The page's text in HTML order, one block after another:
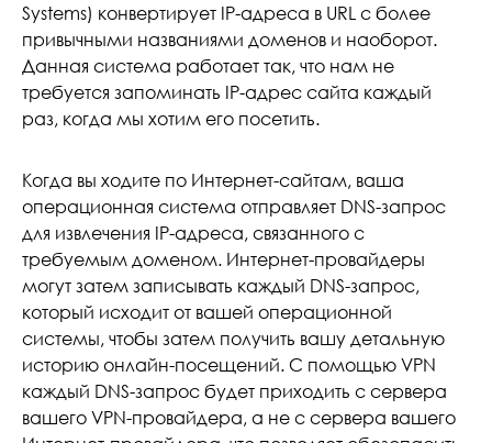
Systems) конвертирует IP-адреса в URL с более
привычными названиями доменов и наоборот.
Данная система работает так, что нам не
требуется запоминать IP-адрес сайта каждый
раз, когда мы хотим его посетить.
Когда вы ходите по Интернет-сайтам, ваша
операционная система отправляет DNS-запрос
для извлечения IP-адреса, связанного с
требуемым доменом. Интернет-провайдеры
могут затем записывать каждый DNS-запрос,
который исходит от вашей операционной
системы, чтобы затем получить вашу детальную
историю онлайн-посещений. С помощью VPN
каждый DNS-запрос будет приходить с сервера
вашего VPN-провайдера, а не с сервера вашего